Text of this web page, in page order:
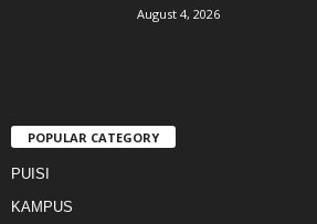
August 4, 2026
POPULAR CATEGORY
PUISI
KAMPUS